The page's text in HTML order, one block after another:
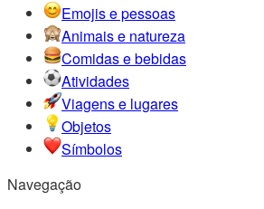
Emojis e pessoas
Animais e natureza
Comidas e bebidas
Atividades
Viagens e lugares
Objetos
Símbolos
Navegação